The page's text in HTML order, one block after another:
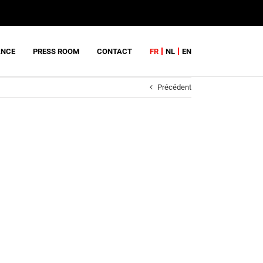
PRESS ROOM CONTACT FR NL EN
Précédent